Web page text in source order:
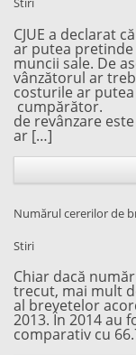
CJUE a declarat
ar putea
muncii sale. De
vânzătorul ar
costurile ar
cumpărător.
de revânzare
ar […]
Numărul cererilor de
Stiri
Chiar dacă
trecut, mai mult
al brevetelor
2013. În 2014 au
comparativ cu